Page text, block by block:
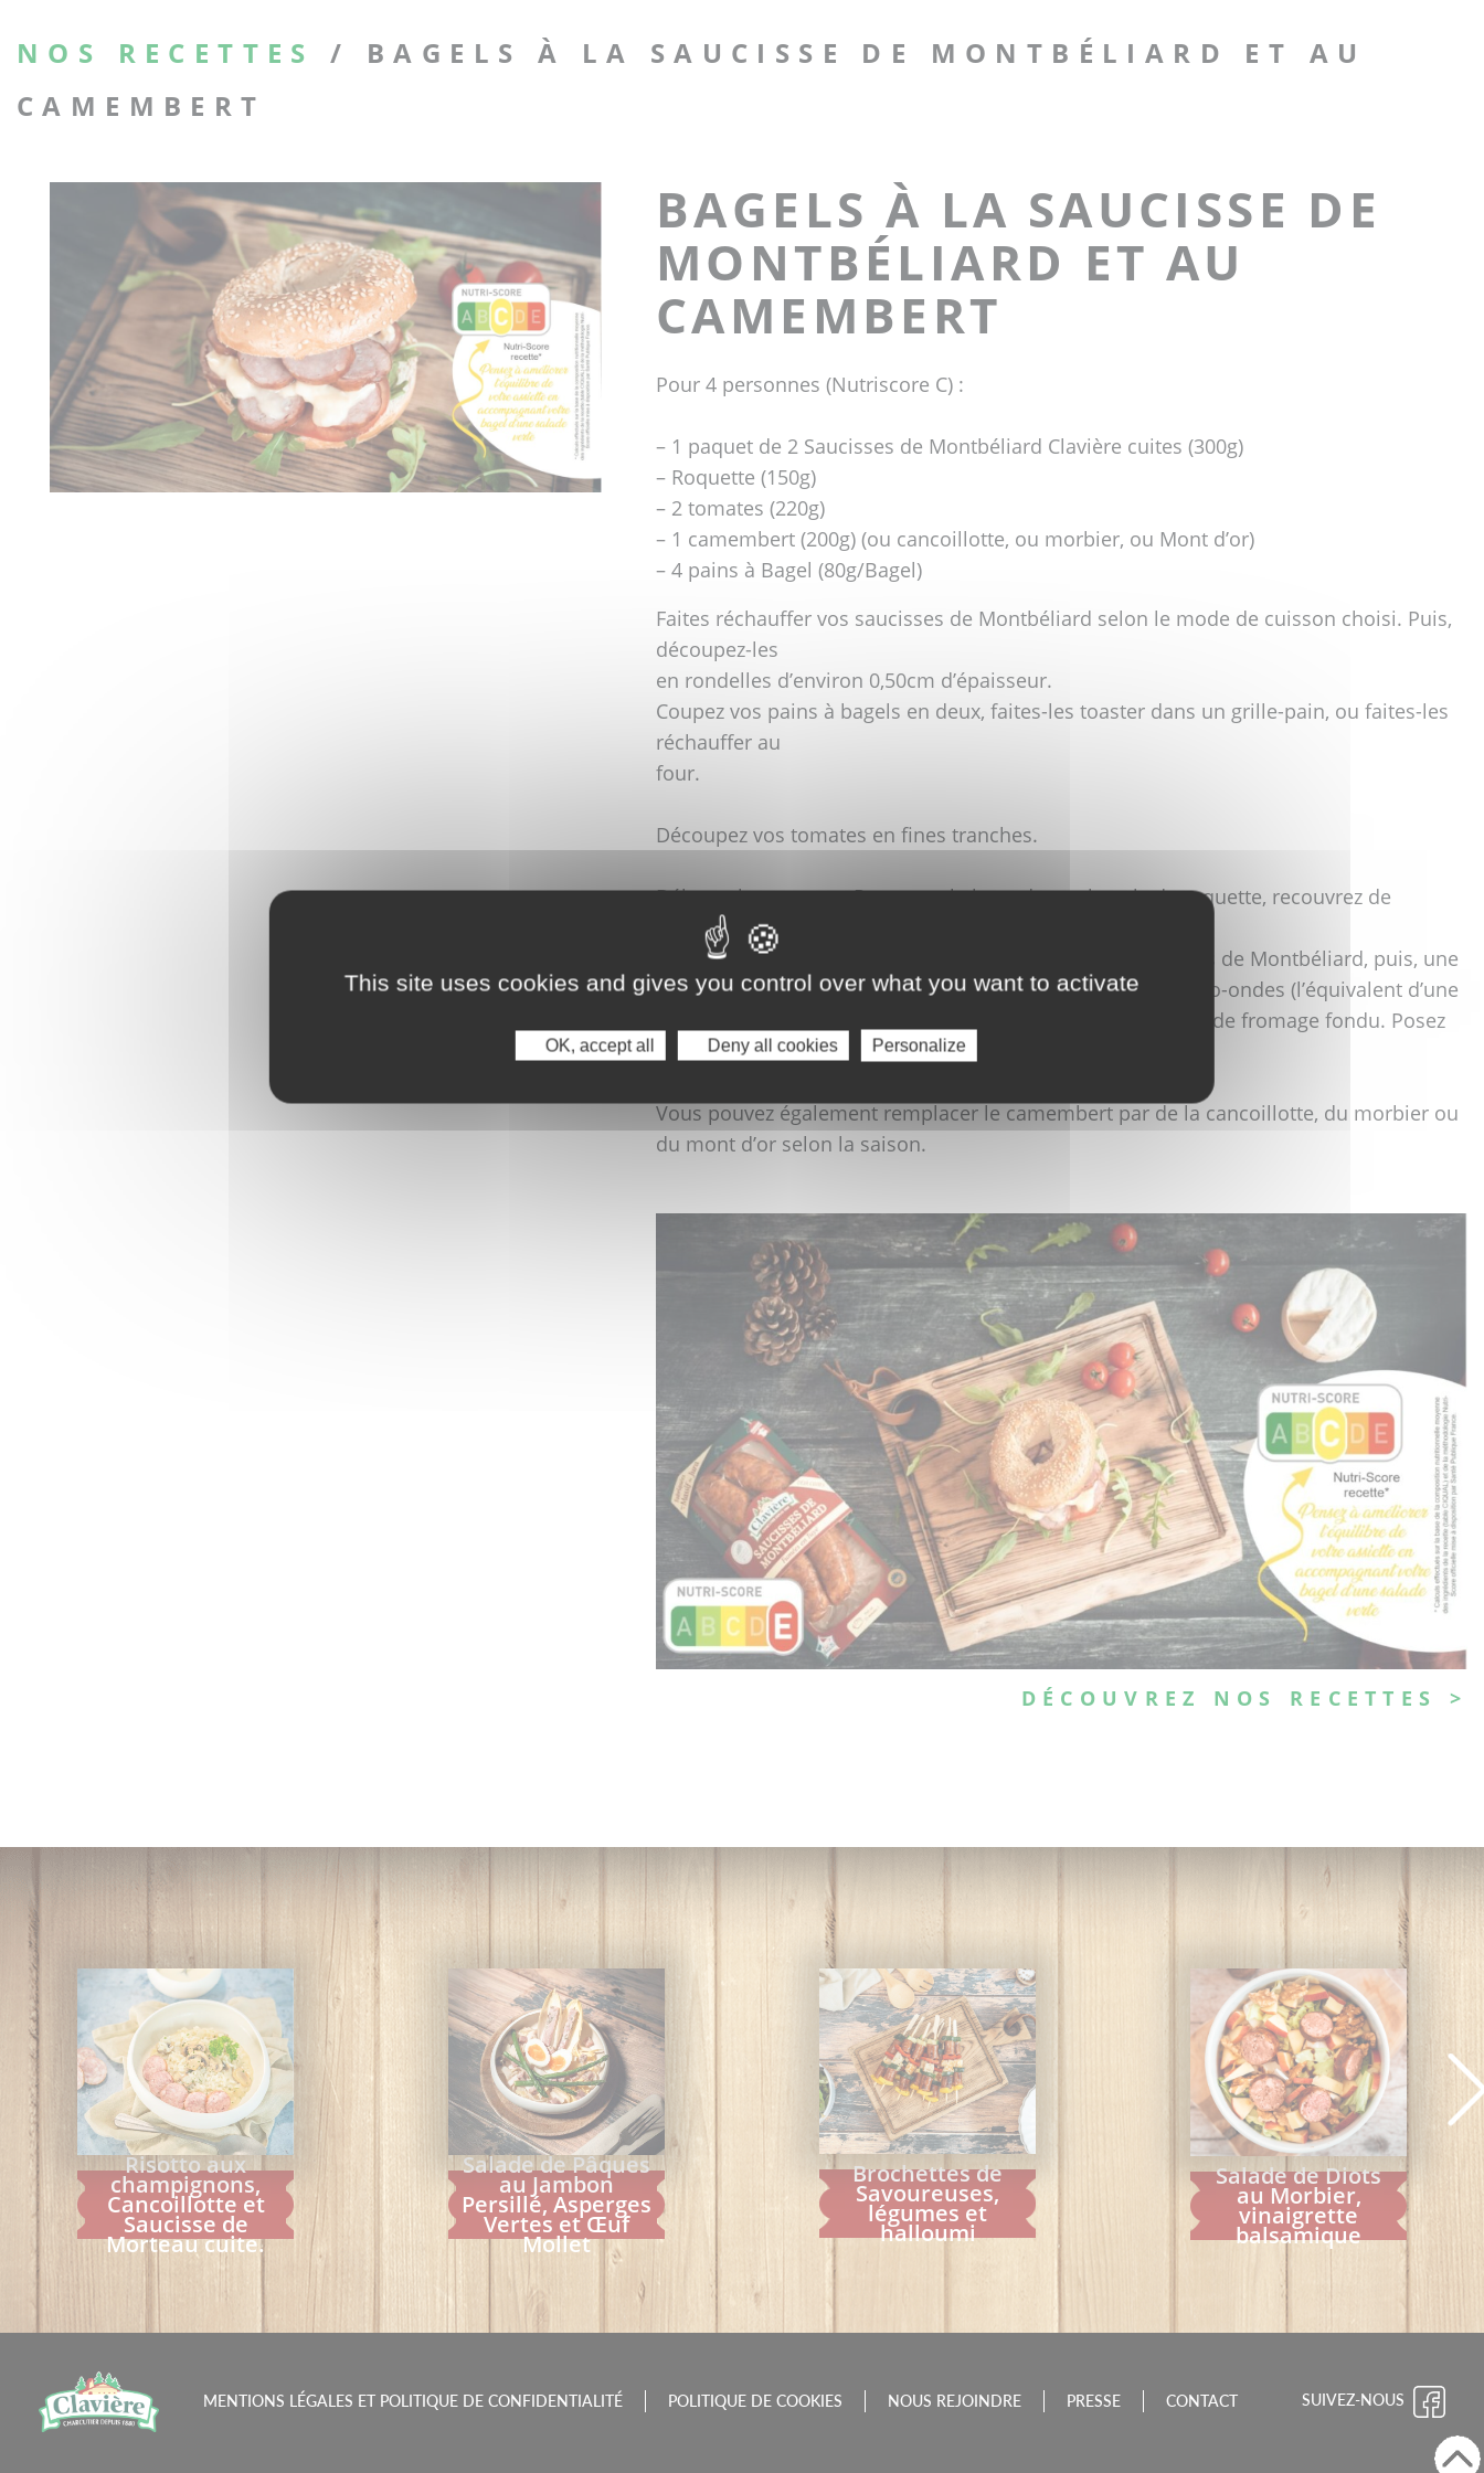
NOS RECETTES/ BAGELS À LA SAUCISSE DE MONTBÉLIARD ET AU
CAMEMBERT
BAGELS À LA SAUCISSE DE
MONTBÉLIARD ET AU
CAMEMBERT
Pour 4 personnes (Nutriscore C) :
– 1 paquet de 2 Saucisses de Montbéliard Clavière cuites (300g)
– Roquette (150g)
– 2 tomates (220g)
– 1 camembert (200g) (ou cancoillotte, ou morbier, ou Mont d’or)
– 4 pains à Bagel (80g/Bagel)
Faites réchauffer vos saucisses de Montbéliard selon le mode de cuisson choisi. Puis,
découpez-les
en rondelles d’environ 0,50cm d’épaisseur.
Coupez vos pains à bagels en deux, faites-les toaster dans un grille-pain, ou faites-les
réchauffer au
four.
Découpez vos tomates en fines tranches.
Débutez le montage. Parsemez la base de vos bagels de roquette, recouvrez de
quelques rondelles de
tomate, garnissez généreusement de rondelles de saucisses de Montbéliard, puis, une
fois vos bagels montés, faites fondre le camembert au micro-ondes (l’équivalent d’une
tranche par personne). Recouvrez les rondelles de saucisse de fromage fondu. Posez
les chapeaux, c’est prêt !
Vous pouvez également remplacer le camembert par de la cancoillotte, du morbier ou
du mont d’or selon la saison.
DÉCOUVREZ NOS RECETTES >
Risotto aux
champignons,
Cancoillotte et
Saucisse de
Morteau cuite.
Salade de Pâques
au Jambon
Persillé, Asperges
Vertes et Œuf
Mollet
Brochettes de
Savoureuses,
légumes et
halloumi
Salade de Diots
au Morbier,
vinaigrette
balsamique
MENTIONS LÉGALES ET POLITIQUE DE CONFIDENTIALITÉ POLITIQUE DE COOKIES NOUS REJOINDRE PRESSE CONTACT SUIVEZ-NOUS
This site uses cookies and gives you control over what you want to activate
OK, accept all Deny all cookies Personalize